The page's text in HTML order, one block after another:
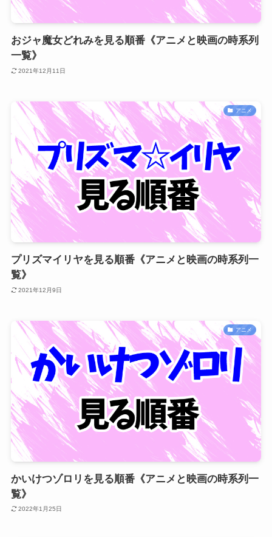
おジャ魔女どれみを見る順番《アニメと映画の時系列
一覧》
2021年12月11日
アニメ
プリズマイリヤを見る順番《アニメと映画の時系列一
覧》
2021年12月9日
アニメ
かいけつゾロリを見る順番《アニメと映画の時系列一
覧》
2022年1月25日